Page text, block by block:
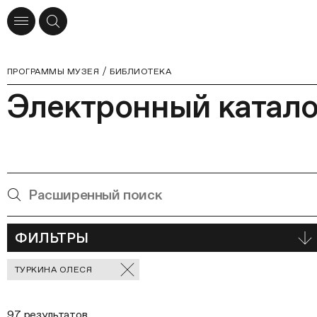
ПРОГРАММЫ МУЗЕЯ БИБЛИОТЕКА
Электронный
ФИЛЬТРЫ
Отмеченные
фильтры
ТУРКИНА ОЛЕСЯ